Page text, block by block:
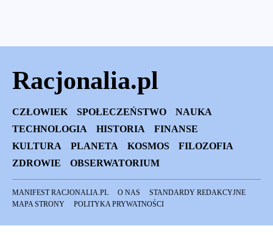
Racjonalia.pl
CZŁOWIEK SPOŁECZEŃSTWO
NAUKA
TECHNOLOGIA
HISTORIA
FINANSE
KULTURA
PLANETA KOSMOS
FILOZOFIA
ZDROWIE
OBSERWATORIUM
MANIFEST RACJONALIA.PL O NAS
STANDARDY REDAKCYJNE
MAPA STRONY
POLITYKA PRYWATNOŚCI